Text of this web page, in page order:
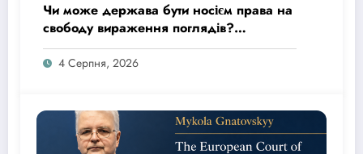
Чи може держава бути носієм права на
свободу вираження поглядів?
Верховний Суд відкрив провадження
за касаційною скаргою адвокатів Юрія
4 Серпня, 2026